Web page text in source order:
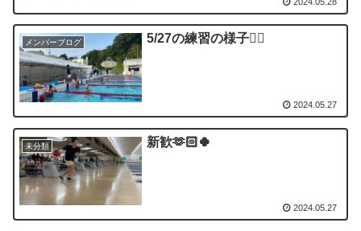
メンバーブログ 5/27の練習の様子🏊🏻
2024.05.27
未分類 新歓🫶🏻🍀
2024.05.27